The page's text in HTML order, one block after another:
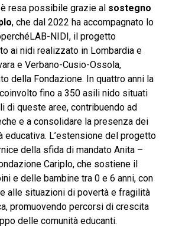
è resa possibile grazie al sostegno
, che dal 2022 ha accompagnato lo
NIDI, il progetto
ai nidi realizzato in Lombardia e
e Verbano-Cusio-Ossola,
della Fondazione. In quattro anni la
fino a 350 asili nido situati
di queste aree, contribuendo ad
e a consolidare la presenza dei
educativa. L’estensione del progetto
della sfida di mandato Anita –
Cariplo, che sostiene il
e delle bambine tra 0 e 6 anni, con
alle situazioni di povertà e fragilità
promuovendo percorsi di crescita
delle comunità educanti.